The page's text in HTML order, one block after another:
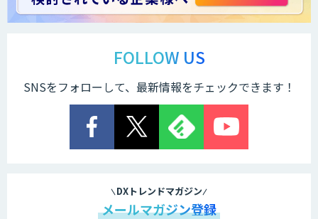
FOLLOW US
SNSをフォローして、最新情報をチェックできます！
DXトレンドマガジン
メールマガジン登録